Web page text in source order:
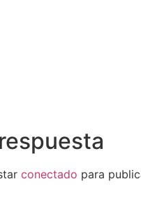
conectado para